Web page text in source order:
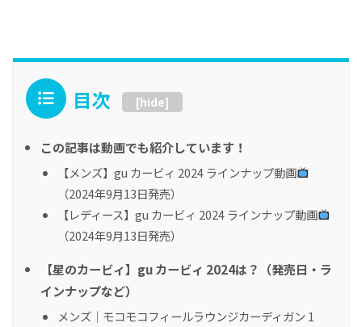
目次 [hide]
この記事は動画でも紹介しています！
【メンズ】gu カービィ 2024 ラインナップ動画
（2024年9月13日発売）
【レディース】gu カービィ 2024 ラインナップ動画
（2024年9月13日発売）
【星のカービィ】gu カービィ 2024は？（発売日・ラ
インナップなど）
メンズ｜モコモコフィールラウンジカーディガン 1